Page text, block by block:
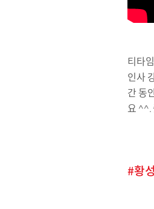
티타
인사
간 동
요 ^^.
황